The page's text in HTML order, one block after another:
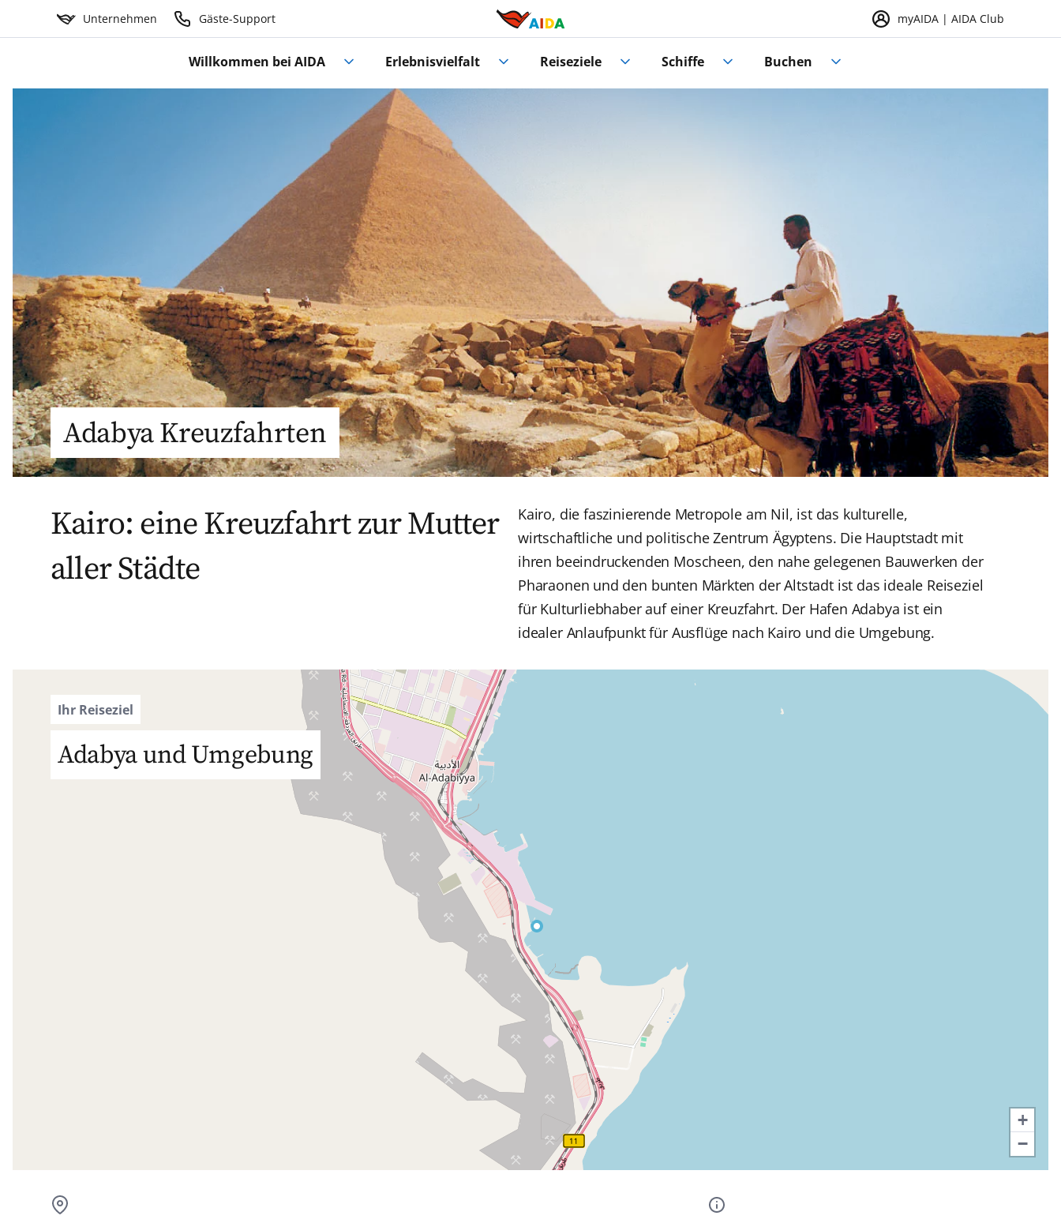
Unternehmen Gäste-Support myAIDA | AIDA Club
Willkommen bei AIDA Erlebnisvielfalt Reiseziele Schiffe Buchen
Adabya Kreuzfahrten
Kairo: eine Kreuzfahrt zur Mutter
aller Städte
Kairo, die faszinierende Metropole am Nil, ist das kulturelle,
wirtschaftliche und politische Zentrum Ägyptens. Die Hauptstadt mit
ihren beeindruckenden Moscheen, den nahe gelegenen Bauwerken der
Pharaonen und den bunten Märkten der Altstadt ist das ideale Reiseziel
für Kulturliebhaber auf einer Kreuzfahrt. Der Hafen Adabya ist ein
idealer Anlaufpunkt für Ausflüge nach Kairo und die Umgebung.
Ihr Reiseziel
Adabya und Umgebung
+
−